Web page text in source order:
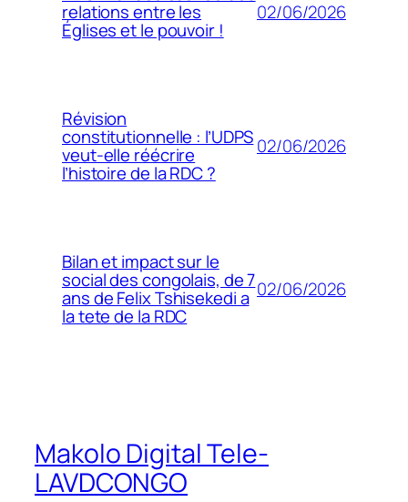
relations entre les
Églises et le pouvoir !
02/06/2026
Révision
constitutionnelle : l’UDPS
veut-elle réécrire
l’histoire de la RDC ?
02/06/2026
Bilan et impact sur le
social des congolais, de 7
ans de Felix Tshisekedi a
la tete de la RDC
02/06/2026
Makolo Digital Tele-
LAVDCONGO